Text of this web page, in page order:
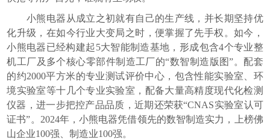
小熊电器从成立之初就有自己的生产线，并长期坚持优
化升级，在如今行业大变局之时，便掌握了先手权。如今，
小熊电器已经构建起5大智能制造基地，形成包含4个专业整
机工厂及多个核心零部件制造工厂的“数智制造版图”。配套
的约2000平方米的专业测试评价中心，包含性能实验室、环
境实验室等十几个专业实验室，配备大量高精度现代化检测
仪器，进一步把控产品品质，近期还荣获“CNAS实验室认可
证书”。2024年，小熊电器凭借领先的数智制造实力，上榜佛
山企业100强、制造业100强。